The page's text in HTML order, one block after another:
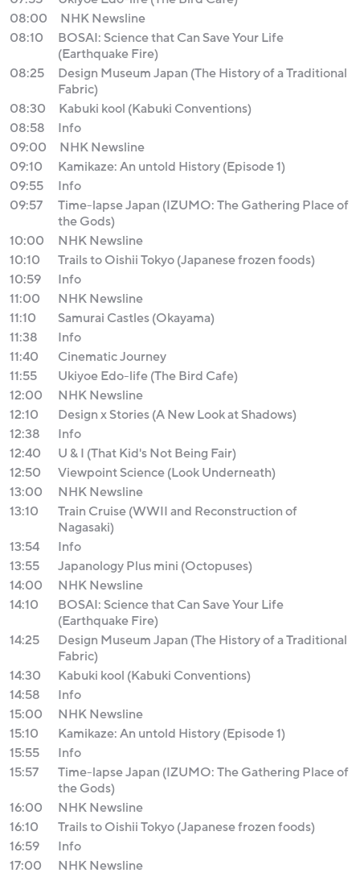
08:00
NHK Newsline
08:10
BOSAI: Science that Can Save Your Life
(Earthquake Fire)
08:25
Design Museum Japan (The History of a Traditional
Fabric)
08:30
Kabuki kool (Kabuki Conventions)
08:58
Info
09:00
NHK Newsline
09:10
Kamikaze: An untold History (Episode 1)
09:55
Info
09:57
Time-lapse Japan (IZUMO: The Gathering Place of
the Gods)
10:00
NHK Newsline
10:10
Trails to Oishii Tokyo (Japanese frozen foods)
10:59
Info
11:00
NHK Newsline
11:10
Samurai Castles (Okayama)
11:38
Info
11:40
Cinematic Journey
11:55
Ukiyoe Edo-life (The Bird Cafe)
12:00
NHK Newsline
12:10
Design x Stories (A New Look at Shadows)
12:38
Info
12:40
U & I (That Kid's Not Being Fair)
12:50
Viewpoint Science (Look Underneath)
13:00
NHK Newsline
13:10
Train Cruise (WWII and Reconstruction of
Nagasaki)
13:54
Info
13:55
Japanology Plus mini (Octopuses)
14:00
NHK Newsline
14:10
BOSAI: Science that Can Save Your Life
(Earthquake Fire)
14:25
Design Museum Japan (The History of a Traditional
Fabric)
14:30
Kabuki kool (Kabuki Conventions)
14:58
Info
15:00
NHK Newsline
15:10
Kamikaze: An untold History (Episode 1)
15:55
Info
15:57
Time-lapse Japan (IZUMO: The Gathering Place of
the Gods)
16:00
NHK Newsline
16:10
Trails to Oishii Tokyo (Japanese frozen foods)
16:59
Info
17:00
NHK Newsline